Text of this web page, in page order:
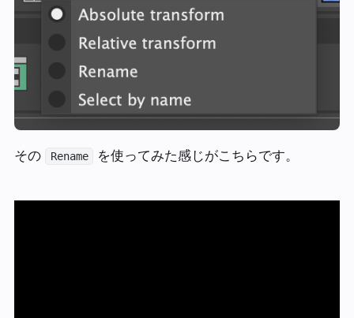
その Rename を使ってみた感じがこちらです。